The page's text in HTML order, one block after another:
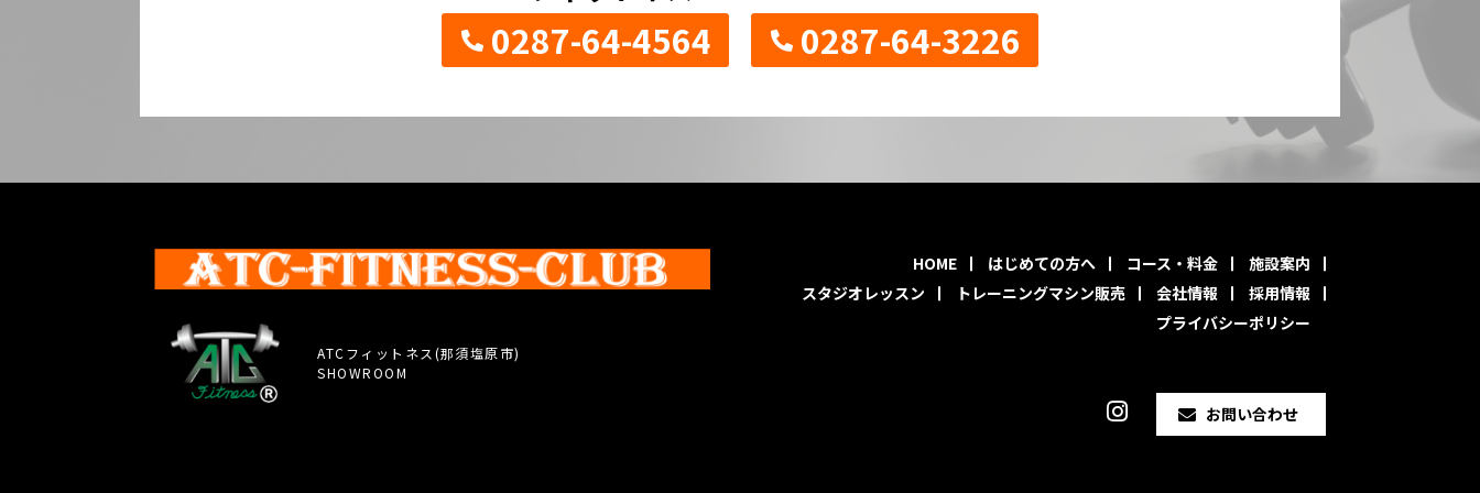
0287-64-4564 0287-64-3226
ATCフィットネス(那須塩原市)
SHOWROOM
HOME はじめての方へ コース・料金
施設案内
スタジオレッスン
トレーニングマシン販売 会社情報
採用情報
プライバシーポリシー
お問い合わせ